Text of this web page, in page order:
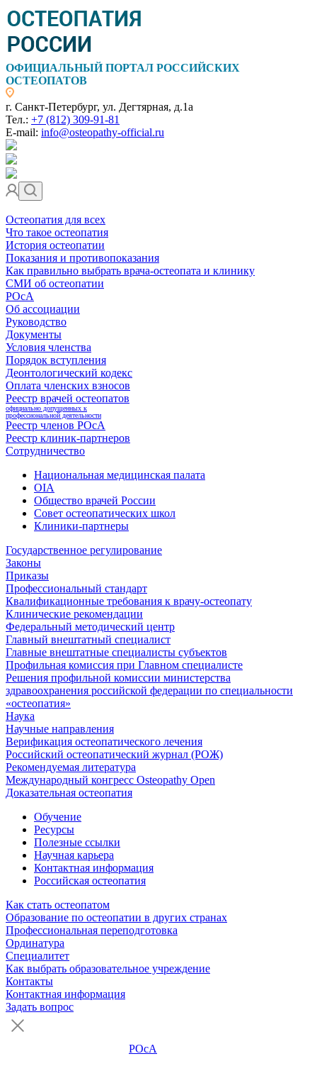
ОФИЦИАЛЬНЫЙ ПОРТАЛ РОССИЙСКИХ
ОСТЕОПАТОВ
г. Санкт-Петербург, ул. Дегтярная, д.1а
Тел.: +7 (812) 309-91-81
E-mail: info@osteopathy-official.ru
Остеопатия для всех
Что такое остеопатия
История остеопатии
Показания и противопоказания
Как правильно выбрать врача-остеопата и клинику
СМИ об остеопатии
РОсА
Об ассоциации
Руководство
Документы
Условия членства
Порядок вступления
Деонтологический кодекс
Оплата членских взносов
Реестр врачей остеопатов
официально допущенных к
профессиональной деятельности
Реестр членов РОсА
Реестр клиник-партнеров
Сотрудничество
Национальная медицинская палата
OIA
Общество врачей России
Совет остеопатических школ
Клиники-партнеры
Государственное регулирование
Законы
Приказы
Профессиональный стандарт
Квалификационные требования к врачу-остеопату
Клинические рекомендации
Федеральный методический центр
Главный внештатный специалист
Главные внештатные специалисты субъектов
Профильная комиссия при Главном специалисте
Решения профильной комиссии министерства
здравоохранения российской федерации по специальности
«остеопатия»
Наука
Научные направления
Верификация остеопатического лечения
Российский остеопатический журнал (РОЖ)
Рекомендуемая литература
Международный конгресс Osteopathy Open
Доказательная остеопатия
Обучение
Ресурсы
Полезные ссылки
Научная карьера
Контактная информация
Российская остеопатия
Как стать остеопатом
Образование по остеопатии в других странах
Профессиональная переподготовка
Ординатура
Специалитет
Как выбрать образовательное учреждение
Контакты
Контактная информация
Задать вопрос
РОсА